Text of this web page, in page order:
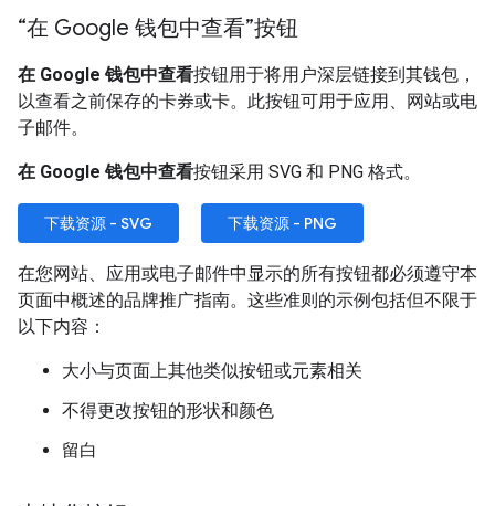
“在 Google 钱包中查看”按钮
在 Google 钱包中查看按钮用于将用户深层链接到其钱包，
以查看之前保存的卡券或卡。此按钮可用于应用、网站或电
子邮件。
在 Google 钱包中查看按钮采用 SVG 和 PNG 格式。
下载资源 - SVG 下载资源 - PNG
在您网站、应用或电子邮件中显示的所有按钮都必须遵守本
页面中概述的品牌推广指南。这些准则的示例包括但不限于
以下内容：
大小与页面上其他类似按钮或元素相关
不得更改按钮的形状和颜色
留白